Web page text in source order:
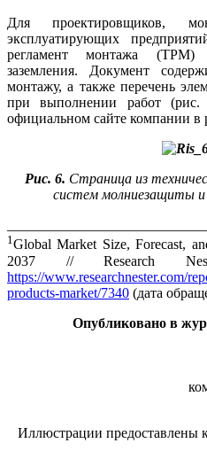
Для проектировщиков,
эксплуатирующих
регламент монтажа
заземления. Документ
монтажу, а также перечень
при выполнении работ (рис.
официальном сайте компании в
Рис. 6. Страница из
систем молниезащиты и
1Global Market Size, Forecast,
2037 // Research
https://www.researchnester.com/
products-market/7340 (да­та
Опубликовано в
Иллюстрации